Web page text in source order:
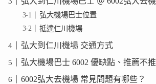
弘大機場巴士位置
抵達仁川機場
弘大到仁川機場 交通方式
弘大機場巴士 6002 優缺點、推薦不
6002弘大去機場 常見問題有哪些？